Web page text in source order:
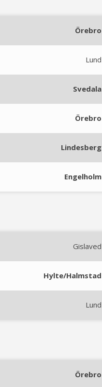
Örebro
Lund
Svedala
Örebro
Lindesberg
Engelholm
Gislaved
Hylte/Halmstad
Lund
Örebro